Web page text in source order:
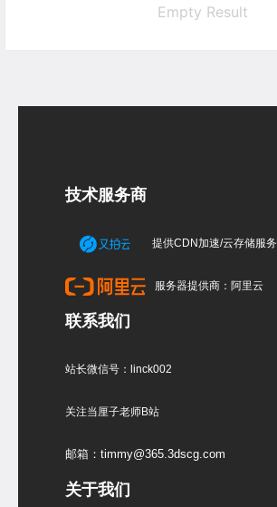
Empty Result
技术服务商
提供CDN加速/云存储服务
服务器提供商：阿里云
联系我们
站长微信号：linck002
关注当厘子老师B站
邮箱：timmy@365.3dscg.com
关于我们